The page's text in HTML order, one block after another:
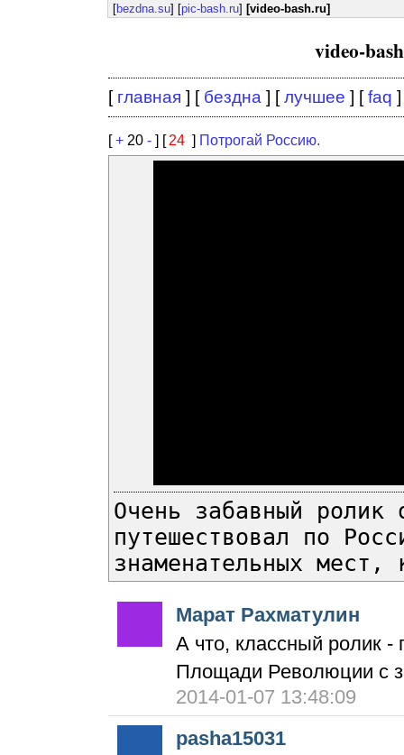
[bezdna.su] [pic-bash.ru] [video-bash.ru]
video-
[ главная ] [ бездна ] [лучшее ] [faq ]
[+ 20 - ] [ 24 ] Потрогай Россию.
Очень забавный ролик
путешествовал по
знаменательных
Марат Рахматулин
А что, классный ролик
Площади Революции с
2014-01-07 13:48:09
pasha15031